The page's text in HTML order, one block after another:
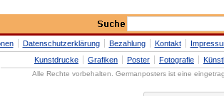
Datenschutzerklärung Bezahlung Kontakt
Kunstdrucke
Grafiken Poster Fotografie
Alle Rechte vorbehalten. Germanposters ist eine